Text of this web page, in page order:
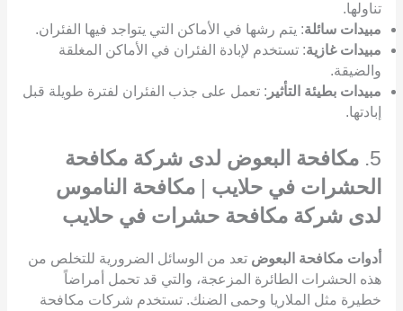
تناولها.
مبيدات سائلة: يتم رشها في الأماكن التي يتواجد فيها الفئران.
مبيدات غازية: تستخدم لإبادة الفئران في الأماكن المغلقة
والضيقة.
مبيدات بطيئة التأثير : تعمل على جذب الفئران لفترة طويلة قبل
إبادتها.
5. مكافحة البعوض لدى شركة مكافحة
الحشرات في حلايب | مكافحة الناموس
لدى شركة مكافحة حشرات في حلايب
أدوات مكافحة البعوض تعد من الوسائل الضرورية للتخلص من
هذه الحشرات الطائرة المزعجة، والتي قد تحمل أمراضاً
خطيرة مثل الملاريا وحمى الضنك. تستخدم شركات مكافحة